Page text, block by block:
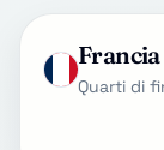
Francia
Quarti di